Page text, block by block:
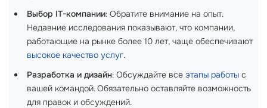
Выбор IT-компании: Обратите внимание на опыт.
Недавние исследования показывают, что компании,
работающие на рынке более 10 лет, чаще обеспечивают
высокое качество услуг.
Разработка и дизайн: Обсуждайте все этапы работы с
вашей командой. Обязательно оставляйте возможность
для правок и обсуждений.